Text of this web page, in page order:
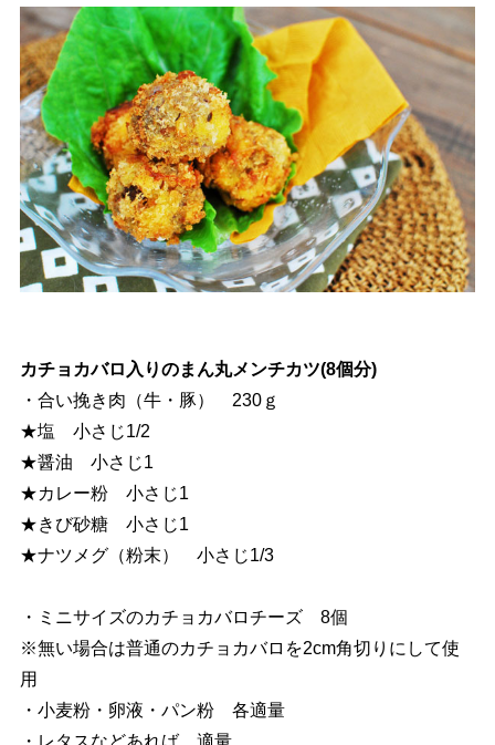
カチョカバロ入りのまん丸メンチカツ(8個分)
・合い挽き肉（牛・豚） 230ｇ
★塩 小さじ1/2
★醤油 小さじ1
★カレー粉 小さじ1
★きび砂糖 小さじ1
★ナツメグ（粉末） 小さじ1/3
・ミニサイズのカチョカバロチーズ 8個
※無い場合は普通のカチョカバロを2cm角切りにして使
用
・小麦粉・卵液・パン粉 各適量
・レタスなどあれば 適量